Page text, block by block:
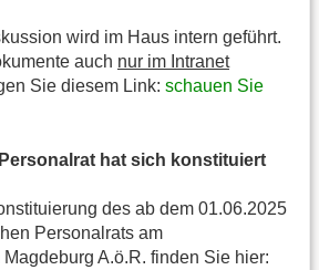
wird im Haus intern geführt.
auch nur im Intranet
Sie diesem Link: schauen Sie
hat sich konstituiert
des ab dem 01.06.2025
Personalrats am
A.ö.R. finden Sie hier: